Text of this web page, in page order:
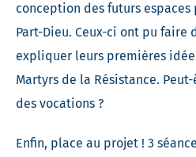
conception des futurs
Part-Dieu. Ceux-ci ont pu
expliquer leurs premières
Martyrs de la Résistance.
des vocations ?
Enfin, place au projet ! 3